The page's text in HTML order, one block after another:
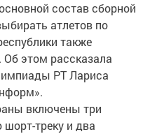
состав сборной
атлетов по
также
этом рассказала
РТ Лариса
включены три
треку и два